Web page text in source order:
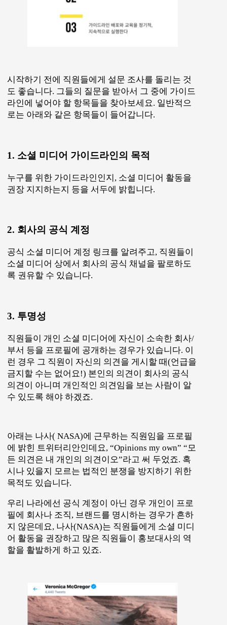
시작하기 전에 직원들에게 설문 조사를 돌리는 것
도 좋습니다. 그들의 질문을 받아서 그 중에 가이드
라인에 넣어야 할 항목들을 찾아보세요. 일반적으
로는 아래와 같은 항목들이 들어갑니다.
1. 소셜 미디어 가이드라인의 목적
누구를 위한 가이드라인인지, 소셜 미디어 활동을
권장 지지하는지 등을 서두에 밝힙니다.
2. 회사의 공식 계정
공식 소셜 미디어 계정 링크를 알려주고, 직원들이
소셜 미디어 상에서 회사의 공식 채널을 팔로하도
록 권유할 수 있습니다.
3. 투명성
직원들이 개인 소셜 미디어에 자신이 소속한 회사/
부서 등을 프로필에 공개하는 경우가 있습니다. 이
런 경우 그 직원이 자신의 의견을 게시할 때(언급을
금지할 수는 없어요!) 본인의 의견이 회사의 공식
의견이 아니며 개인적인 의견임을 보는 사람이 알
수 있도록 해야 하겠죠.
아래는 나사( NASA)에 근무하는 직원임을 프로필
에 밝힌 트위터리안인데요, “Opinions my own” “모
든 의견은 내 개인의 의견이오”라고 써 두었죠. 혹
시나 있을지 모르는 법적인 분쟁을 방지하기 위한
목적도 있습니다.
우리 나라에선 공식 계정이 아닌 경우 개인이 프로
필에 회사나 조직, 브랜드를 명시하는 경우가 흔하
지 않은데요, 나사(NASA)는 직원들에게 소셜 미디
어 활동을 권장하고 많은 직원들이 홍보대사의 역
할을 활발하게 하고 있죠.